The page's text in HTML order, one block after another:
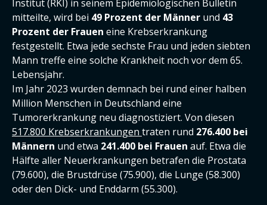
Institut (RKI) in seinem Epidemiologischen Bulletin
mitteilte, wird bei 49 Prozent der Männer und 43
Prozent der Frauen eine Krebserkrankung
festgestellt. Etwa jede sechste Frau und jeden siebten
Mann treffe eine solche Krankheit noch vor dem 65.
Lebensjahr.
Im Jahr 2023 wurden demnach bei rund einer halben
Million Menschen in Deutschland eine
Tumorerkrankung neu diagnostiziert. Von diesen
517.800 Krebserkrankungen traten rund 276.400 bei
Männern und etwa 241.400 bei Frauen auf. Etwa die
Hälfte aller Neuerkrankungen betrafen die Prostata
(79.600), die Brustdrüse (75.900), die Lunge (58.300)
oder den Dick- und Enddarm (55.300).